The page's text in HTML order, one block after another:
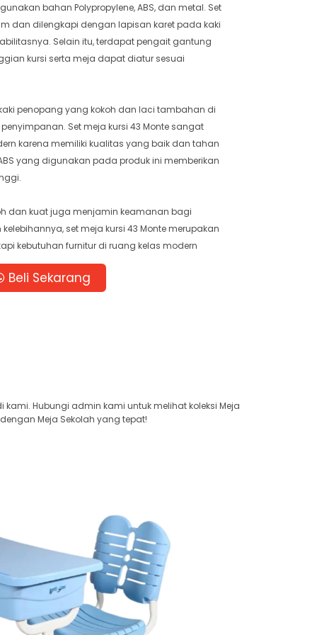
bahan Polypropylene, ABS, dan metal. Set
dan dilengkapi dengan lapisan karet pada kaki
Selain itu, terdapat pengait gantung
kursi serta meja dapat diatur sesuai
penopang yang kokoh dan laci tambahan di
Set meja kursi 43 Monte sangat
karena memiliki kualitas yang baik dan tahan
yang digunakan pada produk ini memberikan
dan kuat juga menjamin keamanan bagi
set meja kursi 43 Monte merupakan
kebutuhan furnitur di ruang kelas modern
Beli Sekarang
Hubungi admin kami untuk melihat koleksi Meja
Meja Sekolah yang tepat!